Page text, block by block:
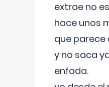
extrae no
hace unos
que parece
y no saca
enfada.